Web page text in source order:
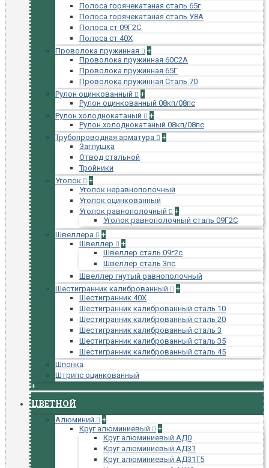
Полоса горячекатаная сталь 65г
Полоса горячекатаная сталь У8А
Полоса ст 09Г2С
Полоса ст 40Х
Проволока пружинная
+
Проволока пружинная 60С2А
Проволока пружинная 65Г
Проволока пружинная Сталь 70
Рулон оцинкованный
+
Рулон оцинкованный 08кп/08пс
Рулон холоднокатаный
+
Рулон холоднокатаный 08кп/08пс
Трубопроводная арматура
+
Заглушка
Отвод стальной
Тройники
Уголок
+
Уголок неравнополочный
Уголок оцинкованный
Уголок равнополочный
+
Уголок равнополочный сталь 09Г2С
Швеллера
+
Швеллер
+
Швеллер сталь 09г2с
Швеллер сталь 3пс
Швеллер гнутый равнополочный
Шестигранник калиброванный
+
Шестигранник 40Х
Шестигранник калиброванный сталь 10
Шестигранник калиброванный сталь 20
Шестигранник калиброванный сталь 3
Шестигранник калиброванный сталь 35
Шестигранник калиброванный сталь 45
Шпонка
Штрипс оцинкованный
+
ЦВЕТНОЙ
Алюминий
+
Круг алюминиевый
+
Круг алюминиевый АД0
Круг алюминиевый АД31
Круг алюминиевый АД31Т5